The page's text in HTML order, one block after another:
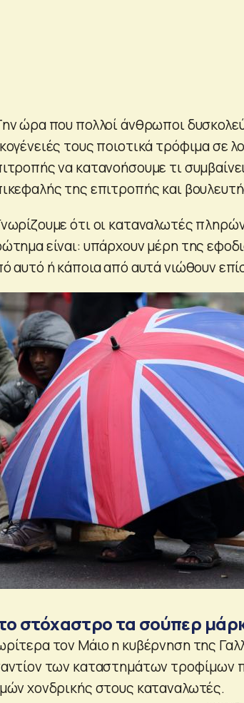
ώρα που πολλοί άνθρωποι
τους ποιοτικά τρόφιμα σε
να κατανοήσουμε τι
της επιτροπής και
ότι οι καταναλωτές
είναι: υπάρχουν μέρη της
αυτό ή κάποια από αυτά νιώθουν
στόχαστρο τα σούπερ
τον Μάιο η κυβέρνηση της
των καταστημάτων τροφίμων
χονδρικής στους καταναλωτές.